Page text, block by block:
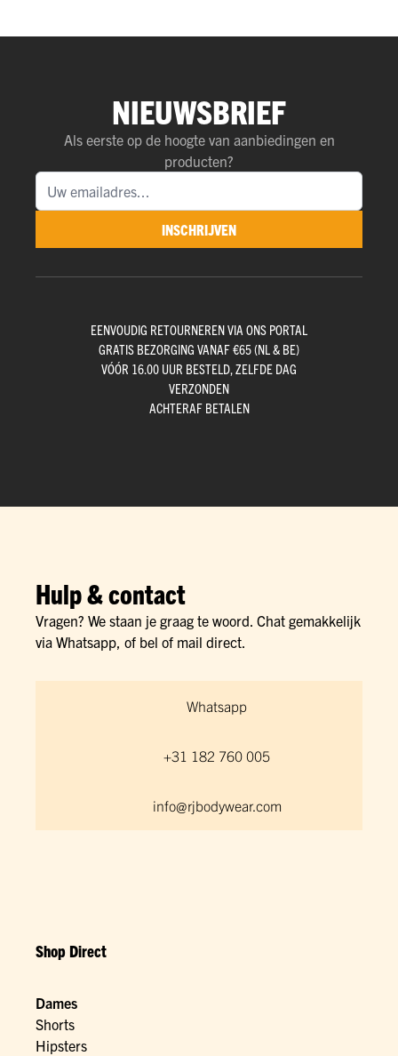
NIEUWSBRIEF
Als eerste op de hoogte van aanbiedingen en
producten?
INSCHRIJVEN
EENVOUDIG RETOURNEREN VIA ONS PORTAL
GRATIS BEZORGING VANAF €65 (NL & BE)
VÓÓR 16.00 UUR BESTELD, ZELFDE DAG
VERZONDEN
ACHTERAF BETALEN
Hulp & contact
Vragen? We staan je graag te woord. Chat gemakkelijk
via Whatsapp, of bel of mail direct.
Whatsapp
+31 182 760 005
info@rjbodywear.com
Shop Direct
Dames
Shorts
Hipsters